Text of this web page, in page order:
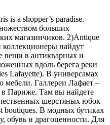
is a shopper’s paradise.
больших
магазинчиков. 2)Antique
коллекционеры найдут
вещи в антикварных и
вдоль берега реки
Lafayette). В универсамах
мебели. Галлереи Лафает –
Париже. Там вы найдете
шерстяных юбок
boutiques. В модных бутиках
обувь и драгоценности. Для